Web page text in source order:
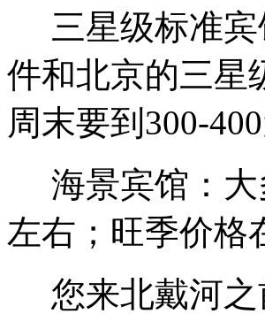
三星级标准宾
件和北京的三星
周末要到300-
海景宾馆：大
左右；旺季价格
您来北戴河之